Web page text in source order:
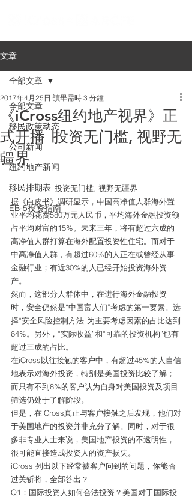
文章
全部文章
移民政策动态
公司新闻
纽约地产新闻
移民排期表
EB-5投资指南
全部文章
《iCross纽约地产视界》正
式开播 ∣投资无门槛, 视野无
疆界
2017年4月25日 讀畢需時 3 分鐘
投资无门槛, 视野无疆界
据《白皮书》调研显示，中国高净值人群海外置
业平均花费580万元人民币，平均海外金融投资额
占平均财富的15%。未来三年，将有超过六成的
高净值人群打算在海外配置投资性住宅。而对于
中高净值人群，有超过60%的人正在或曾经从事
金融行业；有近30%的人已经开始投资海外资
产。
然而，这部分人群体中，在进行海外金融投资
时，安全仍然是“中国富人们”考虑的第一要素。选
择“安全风险控制方法”为主要考虑因素的占比达到
64%。另外，“实际收益”和“可靠的投资机构”也有
超过三成的占比。
在iCross以往接触的客户中，有超过45%的人自信
地表示对海外投资，特别是美国投资比较了解；
而只有不到8%的客户认为自身对美国投资及项目
筛选仍处于了解阶段。
但是，在iCross真正与客户接触之后发现，他们对
于美国地产的投资并非充分了解。同时，对于很
多非专业人士来说，美国地产投资的不透明性，
很可能直接造成投资人的资产损失。
iCross 列出以下经常被客户问到的问题，你能否
过关斩将，全部答出？
Q1：国际投资人如何合法投资？美国对于国际投